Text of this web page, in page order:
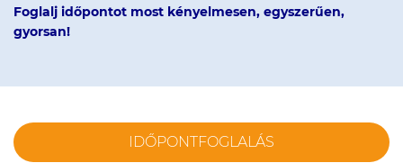
Foglalj időpontot most kényelmesen, egyszerűen,
gyorsan!
IDŐPONTFOGLALÁS